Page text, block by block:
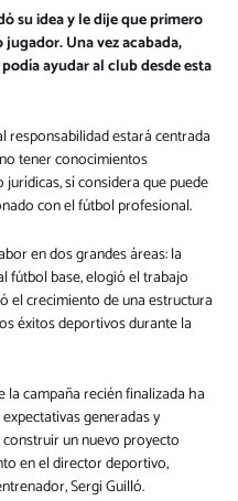
su idea y le dije que primero
Una vez acabada,
ayudar al club desde esta
responsabilidad estará centrada
tener conocimientos
sí considera que puede
con el fútbol profesional.
en dos grandes áreas: la
fútbol base, elogió el trabajo
el crecimiento de una estructura
éxitos deportivos durante la
campaña recién finalizada ha
generadas y
un nuevo proyecto
en el director deportivo,
Sergi Guilló.